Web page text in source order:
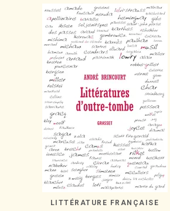
LITTÉRATURE FRANÇAISE